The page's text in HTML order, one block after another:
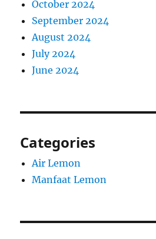
October 2024
September 2024
August 2024
July 2024
June 2024
Categories
Air Lemon
Manfaat Lemon